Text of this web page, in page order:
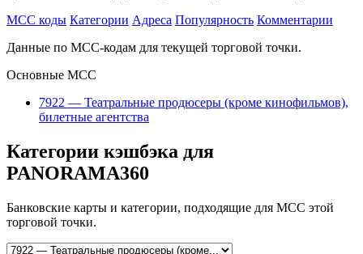
MCC коды Категории Адреса Популярность Комментарии
Данные по MCC-кодам для текущей торговой точки.
Основные MCC
7922 — Театральные продюсеры (кроме кинофильмов),
билетные агентства
Категории кэшбэка для
PANORAMA360
Банковские карты и категории, подходящие для MCC этой
торговой точки.